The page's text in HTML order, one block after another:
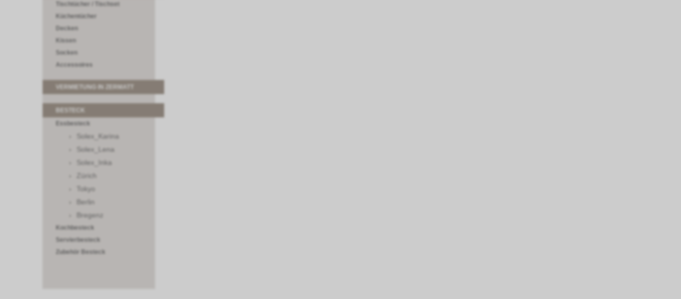
Tischtücher / Tischset
Küchentücher
Decken
Kissen
Socken
Accessoires
VERMIETUNG IN ZERMATT
Essbesteck
Solex_Karina
Solex_Lena
Solex_Inka
Zürich
Tokyo
Berlin
Bregenz
Kochbesteck
Servierbesteck
Zubehör Besteck